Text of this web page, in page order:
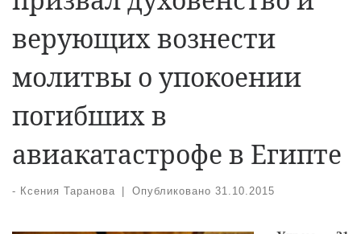
верующих вознести
молитвы о упокоении
погибших в
авиакатастрофе в Египте
- Ксения Таранова Опубликовано 31.10.2015